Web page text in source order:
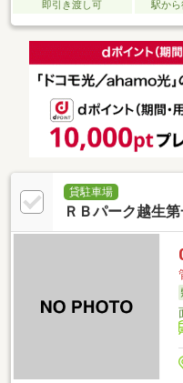
即引き渡し可 駅か
貸駐車場
ＲＢパーク越生